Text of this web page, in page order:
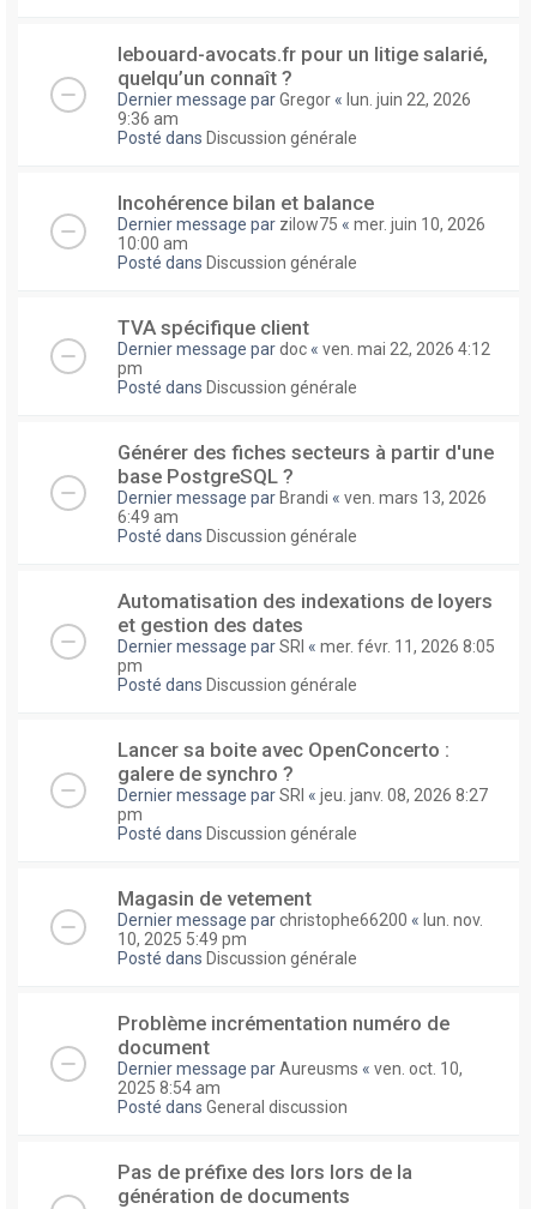
lebouard-avocats.fr pour un litige salarié,
quelqu’un connaît ?
Dernier message parGregor « lun. juin 22, 2026
9:36 am
Posté dans Discussion générale
Incohérence bilan et balance
Dernier message par zilow75 « mer. juin 10, 2026
10:00 am
Posté dans Discussion générale
TVA spécifique client
Dernier message pardoc « ven. mai 22, 2026 4:12
pm
Posté dans Discussion générale
Générer des fiches secteurs à partir d'une
base PostgreSQL ?
Dernier message par Brandi « ven. mars 13, 2026
6:49 am
Posté dans Discussion générale
Automatisation des indexations de loyers
et gestion des dates
Dernier message parSRI « mer. févr. 11, 2026 8:05
pm
Posté dans Discussion générale
Lancer sa boite avec OpenConcerto :
galere de synchro ?
Dernier message parSRI « jeu. janv. 08, 2026 8:27
pm
Posté dans Discussion générale
Magasin de vetement
Dernier message parchristophe66200 « lun. nov.
10, 2025 5:49 pm
Posté dans Discussion générale
Problème incrémentation numéro de
document
Dernier message parAureusms « ven. oct. 10,
2025 8:54 am
Posté dans General discussion
Pas de préfixe des lors lors de la
génération de documents